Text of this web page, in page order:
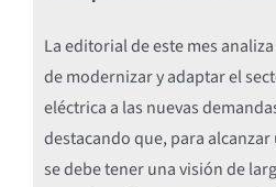
La editorial de este mes
de modernizar y adaptar el
eléctrica a las nuevas
destacando que, para
se debe tener una visión de